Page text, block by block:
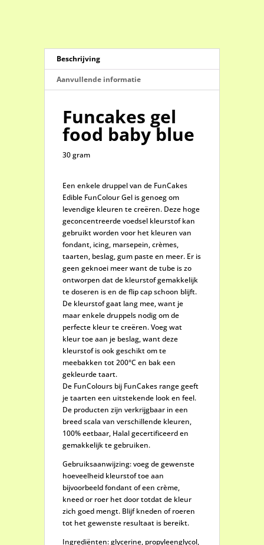
Beschrijving
Aanvullende informatie
Funcakes gel
food baby blue
30 gram
Een enkele druppel van de FunCakes
Edible FunColour Gel is genoeg om
levendige kleuren te creëren. Deze hoge
geconcentreerde voedsel kleurstof kan
gebruikt worden voor het kleuren van
fondant, icing, marsepein, crèmes,
taarten, beslag, gum paste en meer. Er is
geen geknoei meer want de tube is zo
ontworpen dat de kleurstof gemakkelijk
te doseren is en de flip cap schoon blijft.
De kleurstof gaat lang mee, want je
maar enkele druppels nodig om de
perfecte kleur te creëren. Voeg wat
kleur toe aan je beslag, want deze
kleurstof is ook geschikt om te
meebakken tot 200°C en bak een
gekleurde taart.
De FunColours bij FunCakes range geeft
je taarten een uitstekende look en feel.
De producten zijn verkrijgbaar in een
breed scala van verschillende kleuren,
100% eetbaar, Halal gecertificeerd en
gemakkelijk te gebruiken.
Gebruiksaanwijzing: voeg de gewenste
hoeveelheid kleurstof toe aan
bijvoorbeeld fondant of een crème,
kneed or roer het door totdat de kleur
zich goed mengt. Blijf kneden of roeren
tot het gewenste resultaat is bereikt.
Ingrediënten: glycerine, propyleenglycol,